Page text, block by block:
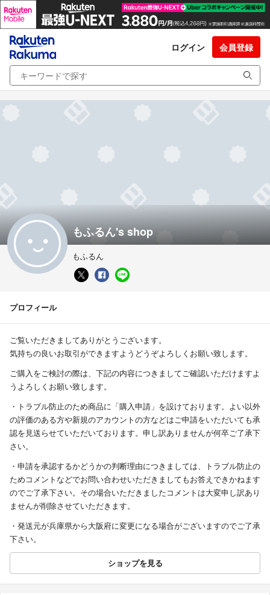
ログイン 会員登録
もふるん's shop
もふるん
プロフィール
ご覧いただきましてありがとうございます。
気持ちの良いお取引ができますようどうぞよろしくお願い致します。
ご購入をご検討の際は、下記の内容につきましてご確認いただけますよ
うよろしくお願い致します。
・トラブル防止のため商品に「購入申請」を設けております。よい以外
の評価のある方や新規のアカウントの方などはご申請をいただいても承
認を見送らせていただいております。申し訳ありませんが何卒ご了承下
さい。
・申請を承認するかどうかの判断理由につきましては、トラブル防止の
ためコメントなどでお問い合わせいただきましてもお答えできかねます
のでご了承下さい。その場合いただきましたコメントは大変申し訳あり
ませんが削除させていただきます。
・発送元が兵庫県から大阪府に変更になる場合がございますのでご了承
下さい。
ショップを見る